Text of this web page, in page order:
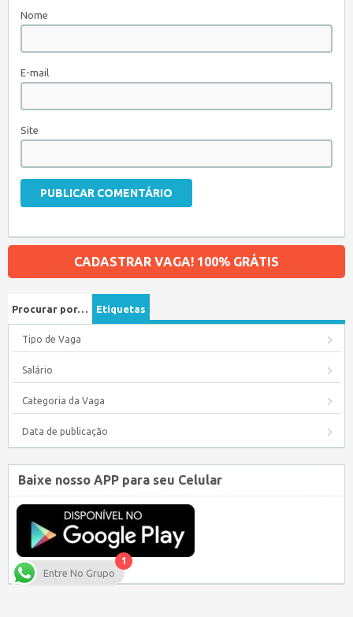
Nome
E-mail
Site
CADASTRAR VAGA! 100% GRÁTIS
Procurar por… Etiquetas
Tipo de Vaga
Salário
Categoria da Vaga
Data de publicação
Baixe nosso APP para seu Celular
1
Entre No Grupo